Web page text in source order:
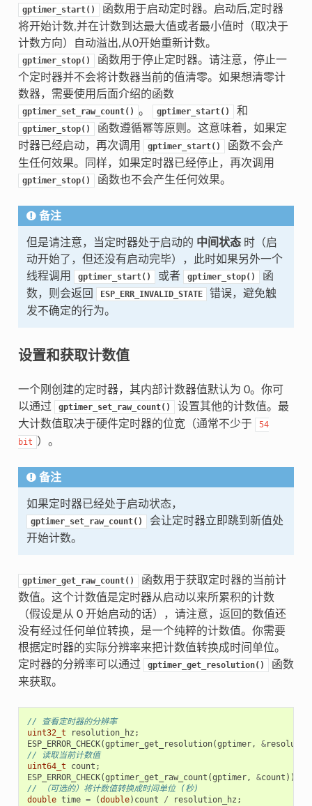
gptimer_start()
函数用于启动定时器。启动后,定时器
将开始计数,并在计数到达最大值或者最小值时（取决于
计数方向）自动溢出,从0开始重新计数。
gptimer_stop()
函数用于停止定时器。请注意，停止一
个定时器并不会将计数器当前的值清零。如果想清零计
数器，需要使用后面介绍的函数
gptimer_set_raw_count() 。 gptimer_start() 和
gptimer_stop()
函数遵循幂等原则。这意味着，如果定
时器已经启动，再次调用
gptimer_start()
函数不会产
生任何效果。同样，如果定时器已经停止，再次调用
gptimer_stop() 函数也不会产生任何效果。
备注
但是请注意，当定时器处于启动的 中间状态时（启
动开始了，但还没有启动完毕），此时如果另外一个
线程调用
gptimer_start() 或者 gptimer_stop()
函
数，则会返回
ESP_ERR_INVALID_STATE
错误，避免触
发不确定的行为。
设置和获取计数值
一个刚创建的定时器，其内部计数器值默认为 0。你可
以通过
gptimer_set_raw_count()
设置其他的计数值。最
大计数值取决于硬件定时器的位宽（通常不少于
54
bit
）。
备注
如果定时器已经处于启动状态，
gptimer_set_raw_count()
会让定时器立即跳到新值处
开始计数。
gptimer_get_raw_count()
函数用于获取定时器的当前计
数值。这个计数值是定时器从启动以来所累积的计数
（假设是从 0 开始启动的话），请注意，返回的数值还
没有经过任何单位转换，是一个纯粹的计数值。你需要
根据定时器的实际分辨率来把计数值转换成时间单位。
定时器的分辨率可以通过
gptimer_get_resolution()
函数
来获取。
// 查看定时器的分辨率
uint32_t
resolution_hz ;
ESP_ERROR_CHECK(gptimer_get_resolution(gptimer, &
// 读取当前计数值
uint64_t
count ;
ESP_ERROR_CHECK(gptimer_get_raw_count (gptimer, &count ));
// （可选的）将计数值转换成时间单位 (秒)
double time = (double) count / resolution_hz ;